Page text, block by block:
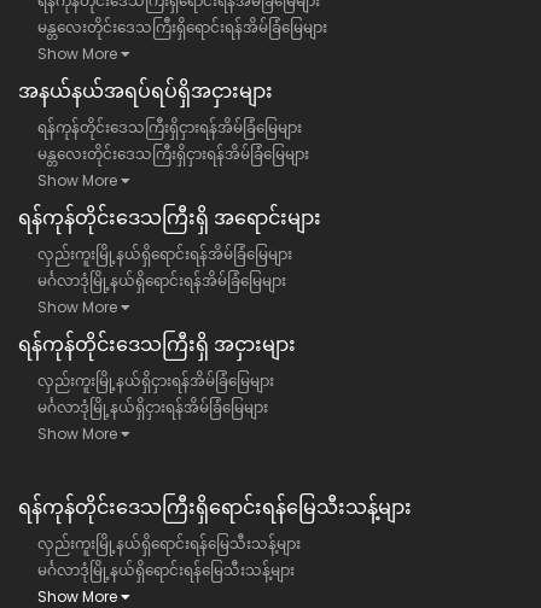
မန္တလေးတိုင်းဒေသကြီးရှိရောင်းရန်အိမ်ခြံမြေများ
Show More
အနယ်နယ်အရပ်ရပ်ရှိအငှားများ
ရန်ကုန်တိုင်းဒေသကြီးရှိငှားရန်အိမ်ခြံမြေများ
မန္တလေးတိုင်းဒေသကြီးရှိငှားရန်အိမ်ခြံမြေများ
Show More
ရန်​ကုန်တိုင်းဒေသကြီး​ရှိ အရောင်းများ
လှည်းကူးမြို့နယ်ရှိရောင်းရန်အိမ်ခြံမြေများ
မင်္ဂလာဒုံမြို့နယ်ရှိရောင်းရန်အိမ်ခြံမြေများ
Show More
ရန်​ကုန်တိုင်းဒေသကြီး​ရှိ အငှားများ
လှည်းကူးမြို့နယ်ရှိငှားရန်အိမ်ခြံမြေများ
မင်္ဂလာဒုံမြို့နယ်ရှိငှားရန်အိမ်ခြံမြေများ
Show More
ရန်ကုန်တိုင်းဒေသကြီး​ရှိရောင်းရန်မြေသီးသန့်များ
လှည်းကူးမြို့နယ်ရှိရောင်းရန်မြေသီးသန့်များ
မင်္ဂလာဒုံမြို့နယ်ရှိရောင်းရန်မြေသီးသန့်များ
Show More